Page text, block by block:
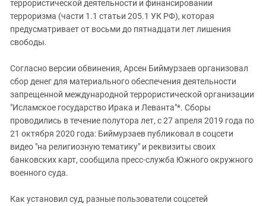
ЮФО
террористической деятельности и финансировании
терроризма (части 1.1 статьи 205.1 УК РФ), которая
предусматривает от восьми до пятнадцати лет лишения
свободы.
Согласно версии обвинения, Арсен Биймурзаев организовал
сбор денег для материального обеспечения деятельности
запрещенной международной террористической организации
"Исламское государство Ирака и Леванта"*. Сборы
проводились в течение полутора лет, с 27 апреля 2019 года по
21 октября 2020 года: Биймурзаев публиковал в соцсети
видео "на религиозную тематику" и реквизиты своих
банковских карт, сообщила пресс-служба Южного окружного
военного суда.
Как установил суд, разные пользователи соцсетей